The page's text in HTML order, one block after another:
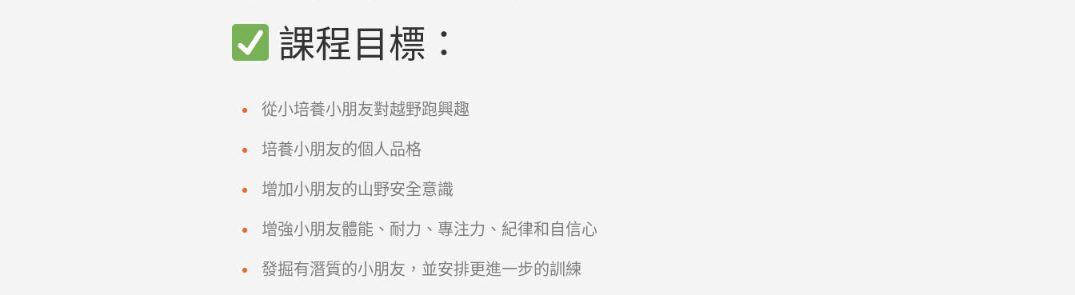
課程目標：
從小培養小朋友對越野跑興趣
培養小朋友的個人品格
增加小朋友的山野安全意識
增強小朋友體能、耐力、專注力、紀律和自信心
發掘有潛質的小朋友，並安排更進一步的訓練